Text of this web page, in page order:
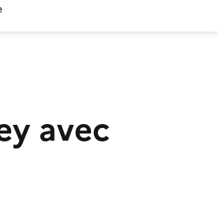
avec